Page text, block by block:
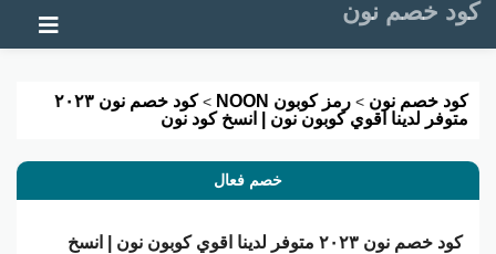
كود خصم نون
كود خصم نون > رمز كوبون NOON >
كود خصم نون ٢٠٢٣
متوفر لدينا اقوي كوبون نون | انسخ كود نون
خصم فعال
كود خصم نون ٢٠٢٣ متوفر لدينا اقوي كوبون نون | انسخ